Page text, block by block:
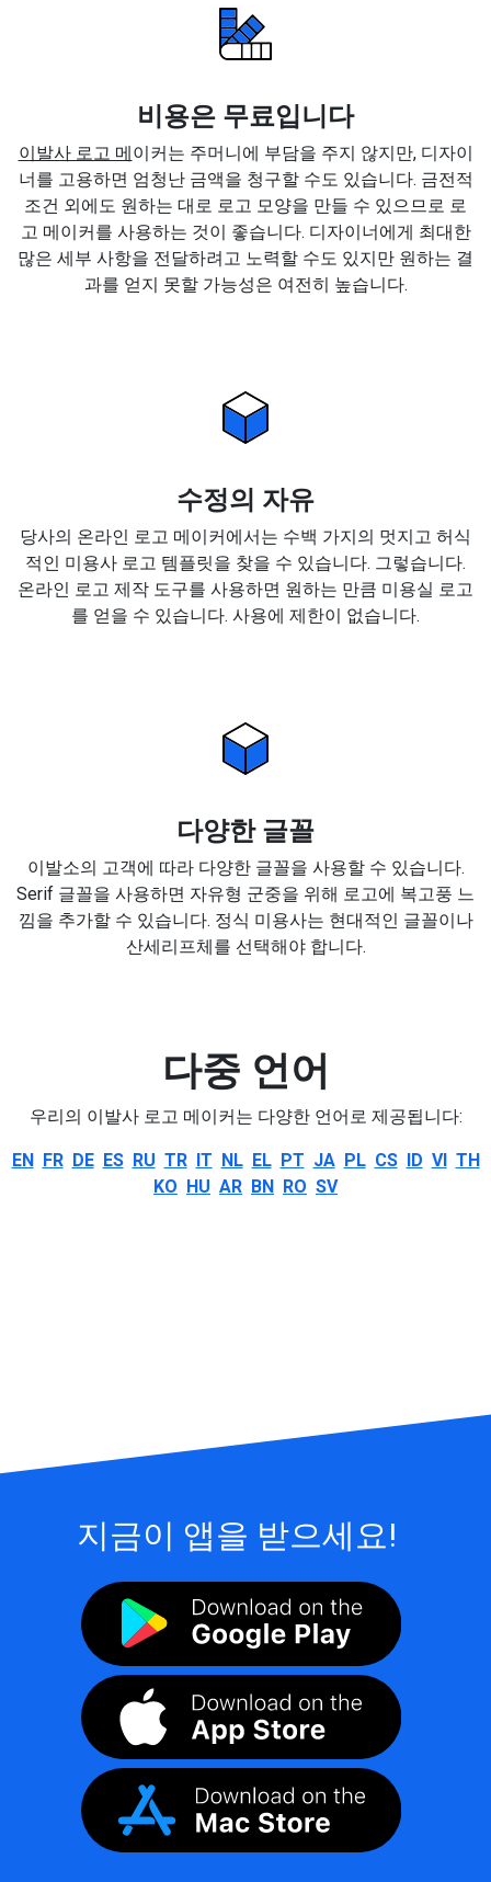
비용은 무료입니다
이발사 로고 메이커는 주머니에 부담을 주지 않지만, 디자이
너를 고용하면 엄청난 금액을 청구할 수도 있습니다. 금전적
조건 외에도 원하는 대로 로고 모양을 만들 수 있으므로 로
고 메이커를 사용하는 것이 좋습니다. 디자이너에게 최대한
많은 세부 사항을 전달하려고 노력할 수도 있지만 원하는 결
과를 얻지 못할 가능성은 여전히 높습니다.
수정의 자유
당사의 온라인 로고 메이커에서는 수백 가지의 멋지고 허식
적인 미용사 로고 템플릿을 찾을 수 있습니다. 그렇습니다.
온라인 로고 제작 도구를 사용하면 원하는 만큼 미용실 로고
를 얻을 수 있습니다. 사용에 제한이 없습니다.
다양한 글꼴
이발소의 고객에 따라 다양한 글꼴을 사용할 수 있습니다.
Serif 글꼴을 사용하면 자유형 군중을 위해 로고에 복고풍 느
낌을 추가할 수 있습니다. 정식 미용사는 현대적인 글꼴이나
산세리프체를 선택해야 합니다.
다중 언어
우리의 이발사 로고 메이커는 다양한 언어로 제공됩니다:
EN FR DE ES RU TR IT NL EL PT JA PL CS ID VI TH
KO HU AR BN RO SV
지금이 앱을 받으세요!